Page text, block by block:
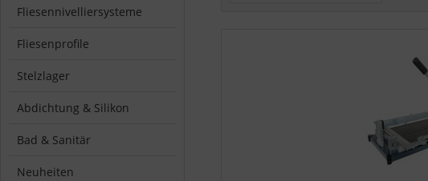
Fliesennivelliersysteme
Fliesenprofile
Stelzlager
Abdichtung & Silikon
Bad & Sanitär
Neuheiten